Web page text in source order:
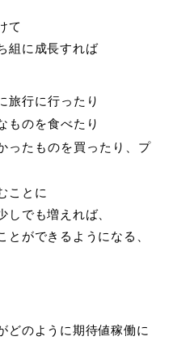
て
組に成長すれば
旅行に行ったり
ものを食べたり
ったものを買ったり、プ
ことに
しでも増えれば、
とができるようになる、
どのように期待値稼働に